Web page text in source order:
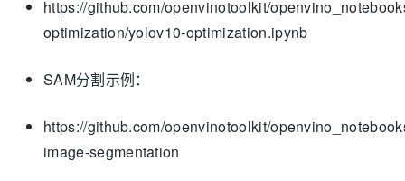
https://github.com/openvinotoolkit/
optimization/yolov10-optimization.ipynb
SAM分割示例：
https://github.com/openvinotoolkit/
image-segmentation